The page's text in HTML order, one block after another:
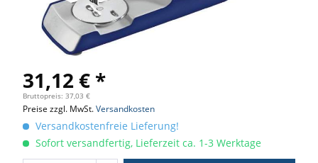
31,12 € *
Bruttopreis: 37,03 €
Preise zzgl. MwSt.Versandkosten
Versandkostenfreie Lieferung!
Sofort versandfertig, Lieferzeit ca. 1-3 Werktage